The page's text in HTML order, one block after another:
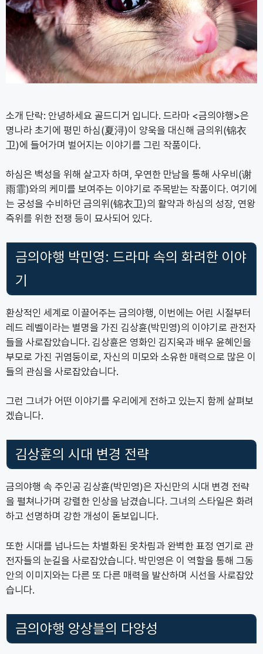
소개 단락: 안녕하세요 골드디거 입니다. 드라마 <금의야행>은
명나라 초기에 평민 하심(夏浔)이 양욱을 대신해 금의위(锦衣
卫)에 들어가며 벌어지는 이야기를 그린 작품이다.
하심은 백성을 위해 살고자 하며, 우연한 만남을 통해 사우비(谢
雨霏)와의 케미를 보여주는 이야기로 주목받는 작품이다. 여기에
는 궁성을 수비하던 금의위(锦衣卫)의 활약과 하심의 성장, 연왕
즉위를 위한 전쟁 등이 묘사되어 있다.
금의야행 박민영: 드라마 속의 화려한 이야
기
환상적인 세계로 이끌어주는 금의야행, 이번에는 어린 시절부터
레드 레벨이라는 별명을 가진 김상휸(박민영)의 이야기로 관전자
들을 사로잡았습니다. 김상휸은 영화인 김지욱과 배우 윤혜인을
부모로 가진 귀염둥이로, 자신의 미모와 소유한 매력으로 많은 이
들의 관심을 사로잡았습니다.
그런 그녀가 어떤 이야기를 우리에게 전하고 있는지 함께 살펴보
겠습니다.
김상휸의 시대 변경 전략
금의야행 속 주인공 김상휸(박민영)은 자신만의 시대 변경 전략
을 펼쳐나가며 강렬한 인상을 남겼습니다. 그녀의 스타일은 화려
하고 선명하며 강한 개성이 돋보입니다.
또한 시대를 넘나드는 차별화된 옷차림과 완벽한 표정 연기로 관
전자들의 눈길을 사로잡았습니다. 박민영은 이 역할을 통해 그동
안의 이미지와는 다른 또 다른 매력을 발산하며 시선을 사로잡았
습니다.
금의야행 앙상블의 다양성